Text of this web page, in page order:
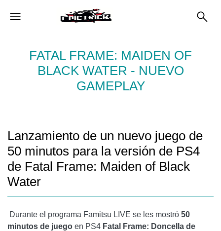
FATAL FRAME: MAIDEN OF
BLACK WATER - NUEVO
GAMEPLAY
Lanzamiento de un nuevo juego de
50 minutos para la versión de PS4
de Fatal Frame: Maiden of Black
Water
Durante el programa Famitsu LIVE se les mostró 50
minutos de juego en PS4 Fatal Frame: Doncella de